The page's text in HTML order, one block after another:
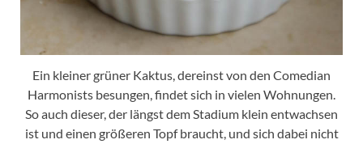
Ein kleiner grüner Kaktus, dereinst von den Comedian
Harmonists besungen, findet sich in vielen Wohnungen.
So auch dieser, der längst dem Stadium klein entwachsen
ist und einen größeren Topf braucht, und sich dabei nicht